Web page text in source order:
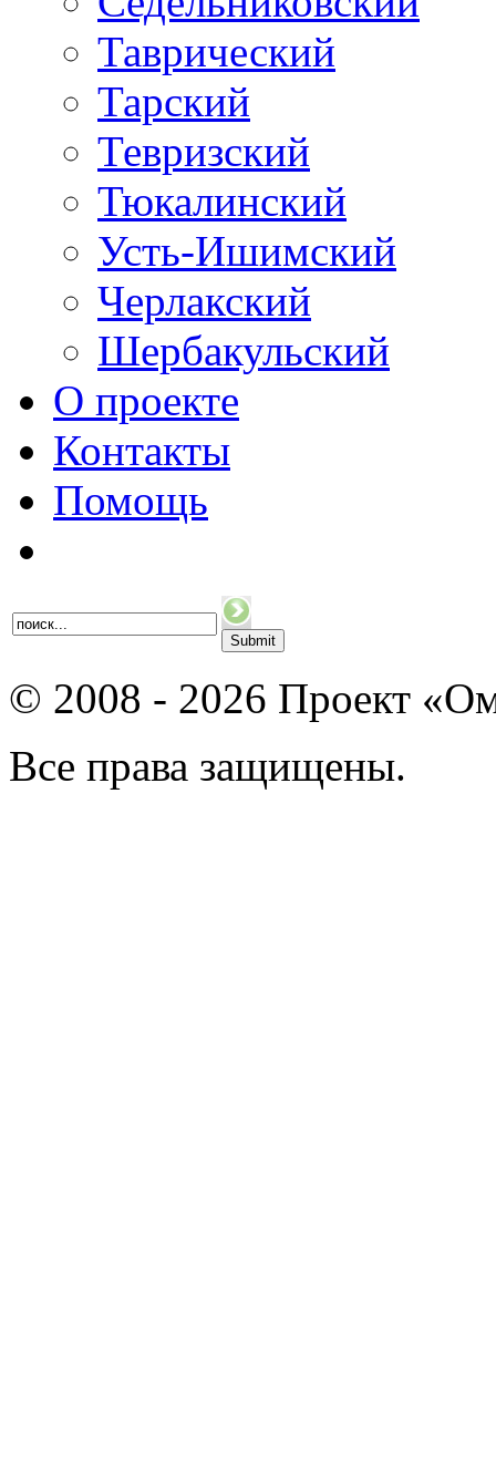
Таврический
Тарский
Тевризский
Тюкалинский
Усть-Ишимский
Черлакский
Шербакульский
О проекте
Контакты
Помощь
© 2008 - 2026 Проект
Все права защищены.